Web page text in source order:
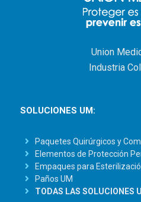
Union
Industria
SOLUCIONES UM:
Paquetes Quirúrgicos y
Elementos de Protección
Empaques para
Paños UM
TODAS LAS SOLUCIONES